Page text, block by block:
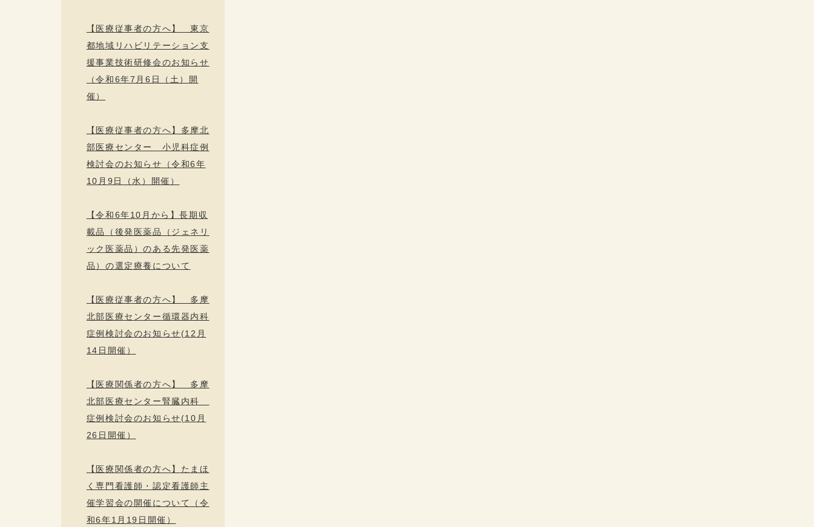
【医療従事者の方へ】 東京
都地域リハビリテーション支
援事業技術研修会のお知らせ
（令和6年7月6日（土）開
催）
【医療従事者の方へ】多摩北
部医療センター 小児科症例
検討会のお知らせ（令和6年
10月9日（水）開催）
【令和6年10月から】長期収
載品（後発医薬品（ジェネリ
ック医薬品）のある先発医薬
品）の選定療養について
【医療従事者の方へ】 多摩
北部医療センター循環器内科
症例検討会のお知らせ(12月
14日開催）
【医療関係者の方へ】 多摩
北部医療センター腎臓内科
症例検討会のお知らせ(10月
26日開催）
【医療関係者の方へ】たまほ
く専門看護師・認定看護師主
催学習会の開催について（令
和6年1月19日開催）